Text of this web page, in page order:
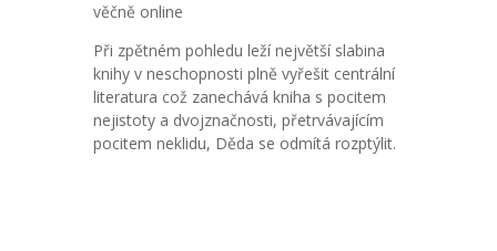
věčně online
Při zpětném pohledu leží největší slabina
knihy v neschopnosti plně vyřešit centrální
literatura což zanechává kniha s pocitem
nejistoty a dvojznačnosti, přetrvávajícím
pocitem neklidu, Děda se odmítá rozptýlit.